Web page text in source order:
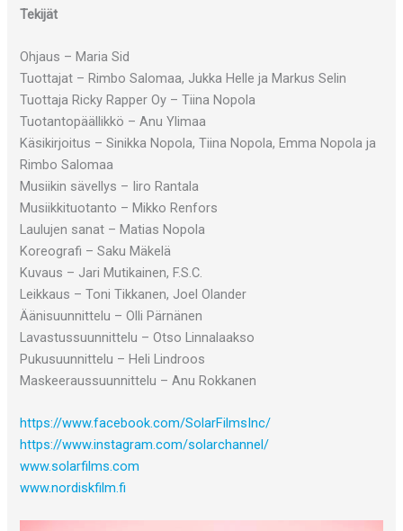
Tekijät
Ohjaus – Maria Sid
Tuottajat – Rimbo Salomaa, Jukka Helle ja Markus Selin
Tuottaja Ricky Rapper Oy – Tiina Nopola
Tuotantopäällikkö – Anu Ylimaa
Käsikirjoitus – Sinikka Nopola, Tiina Nopola, Emma Nopola ja
Rimbo Salomaa
Musiikin sävellys – Iiro Rantala
Musiikkituotanto – Mikko Renfors
Laulujen sanat – Matias Nopola
Koreografi – Saku Mäkelä
Kuvaus – Jari Mutikainen, F.S.C.
Leikkaus – Toni Tikkanen, Joel Olander
Äänisuunnittelu – Olli Pärnänen
Lavastussuunnittelu – Otso Linnalaakso
Pukusuunnittelu – Heli Lindroos
Maskeeraussuunnittelu – Anu Rokkanen
https://www.facebook.com/SolarFilmsInc/
https://www.instagram.com/solarchannel/
www.solarfilms.com
www.nordiskfilm.fi